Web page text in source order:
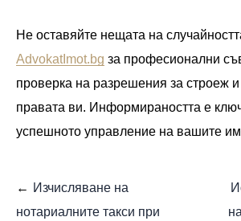
Не оставяйте нещата на
AdvokatImot.bg за професионални
проверка на разрешения за строеж
правата ви. Информираността е
успешното управление на вашите
Изчисляване на
нотариалните такси при